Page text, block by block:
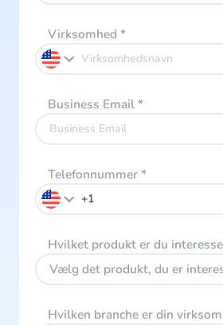
Virksomhed *
Business Email*
Telefonnummer*
Hvilket produkt er du
Vælg det produkt, du er
Hvilken branche er din